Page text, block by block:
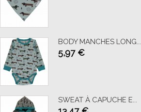
BODY MANCHES LONG...
5,97 €
SWEAT À CAPUCHE E...